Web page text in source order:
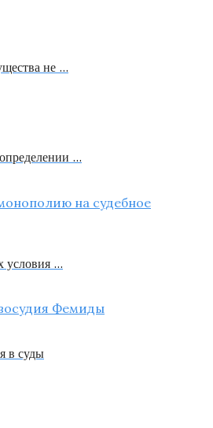
не …
…
условия …
в суды